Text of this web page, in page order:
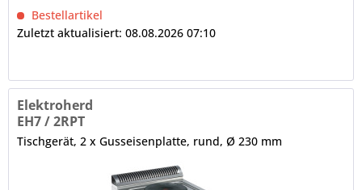
Bestellartikel
Zuletzt aktualisiert: 08.08.2026 07:10
Elektroherd
EH7 / 2RPT
Tischgerät, 2 x Gusseisenplatte, rund, Ø 230 mm